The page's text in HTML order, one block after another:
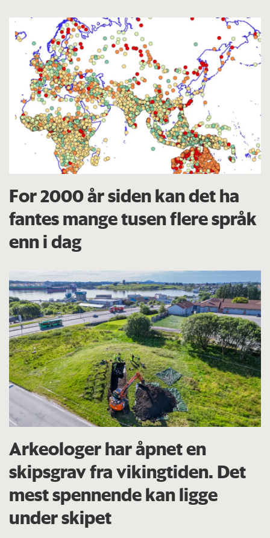
For 2000 år siden kan det ha
fantes mange tusen flere språk
enn i dag
Arkeologer har åpnet en
skipsgrav fra vikingtiden. Det
mest spennende kan ligge
under skipet